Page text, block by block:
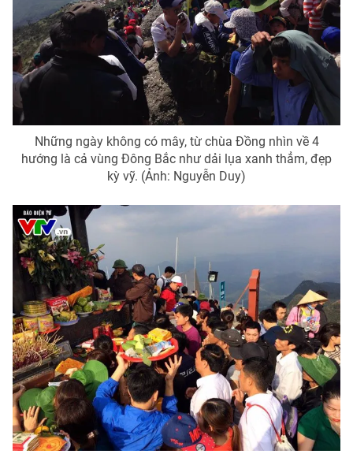
Những ngày không có mây, từ chùa Đồng nhìn về 4
hướng là cả vùng Đông Bắc như dải lụa xanh thẳm, đẹp
kỳ vỹ. (Ảnh: Nguyễn Duy)